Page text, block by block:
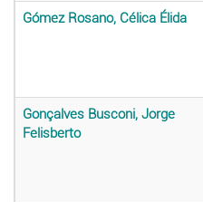
Gómez Rosano, Célica Élida
Gonçalves Busconi, Jorge
Felisberto